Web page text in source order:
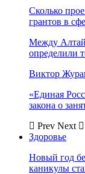
Сколько
грантов в
Между
определили
Виктор
«Единая
закона о
Prev Next
Здоровье
Новый год
каникулы